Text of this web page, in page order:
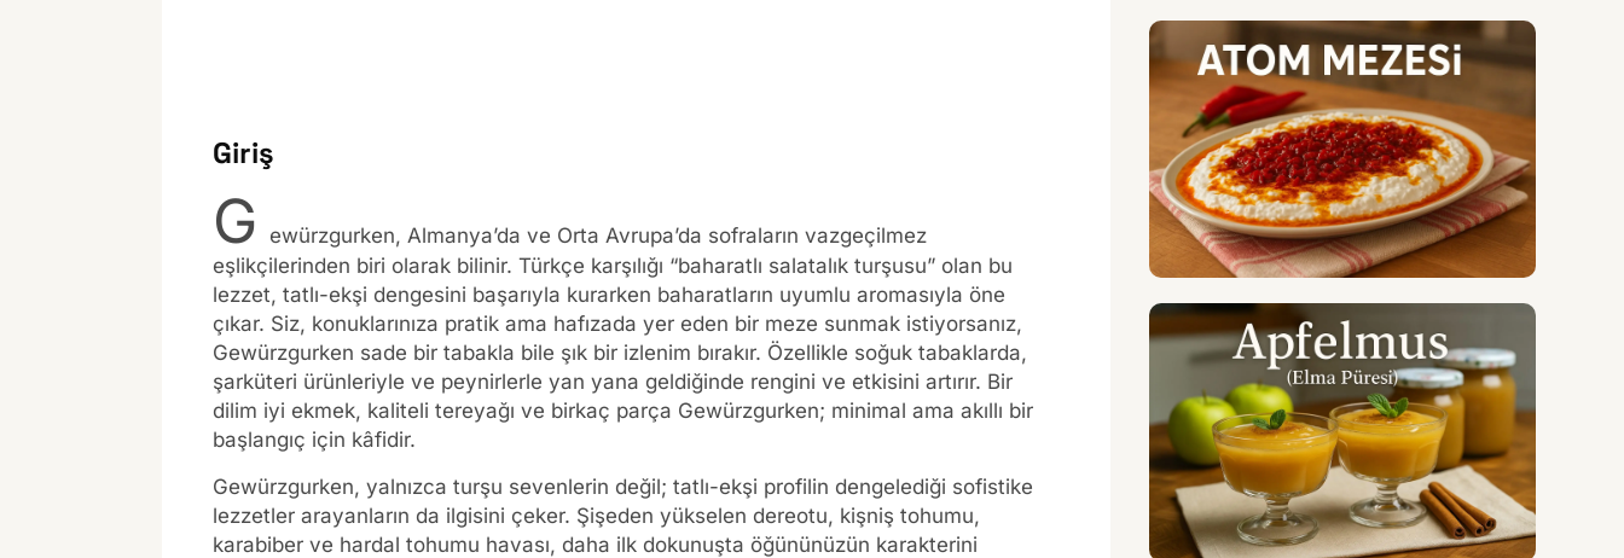
Giriş
G
ewürzgurken, Almanya’da ve Orta Avrupa’da sofraların vazgeçilmez
eşlikçilerinden biri olarak bilinir. Türkçe karşılığı “baharatlı salatalık turşusu” olan bu
lezzet, tatlı-ekşi dengesini başarıyla kurarken baharatların uyumlu aromasıyla öne
çıkar. Siz, konuklarınıza pratik ama hafızada yer eden bir meze sunmak istiyorsanız,
Gewürzgurken sade bir tabakla bile şık bir izlenim bırakır. Özellikle soğuk tabaklarda,
şarküteri ürünleriyle ve peynirlerle yan yana geldiğinde rengini ve etkisini artırır. Bir
dilim iyi ekmek, kaliteli tereyağı ve birkaç parça Gewürzgurken; minimal ama akıllı bir
başlangıç için kâfidir.
Gewürzgurken, yalnızca turşu sevenlerin değil; tatlı-ekşi profilin dengelediği sofistike
lezzetler arayanların da ilgisini çeker. Şişeden yükselen dereotu, kişniş tohumu,
karabiber ve hardal tohumu havası, daha ilk dokunuşta öğününüzün karakterini